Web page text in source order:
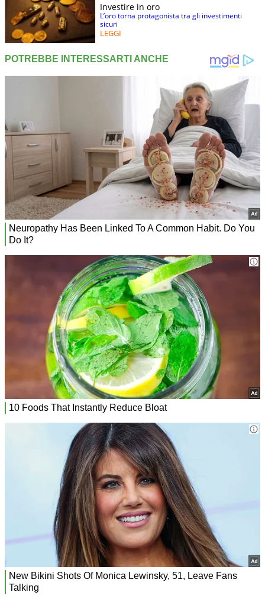
Investire in oro
L’oro torna protagonista tra gli investimenti
sicuri
LEGGI